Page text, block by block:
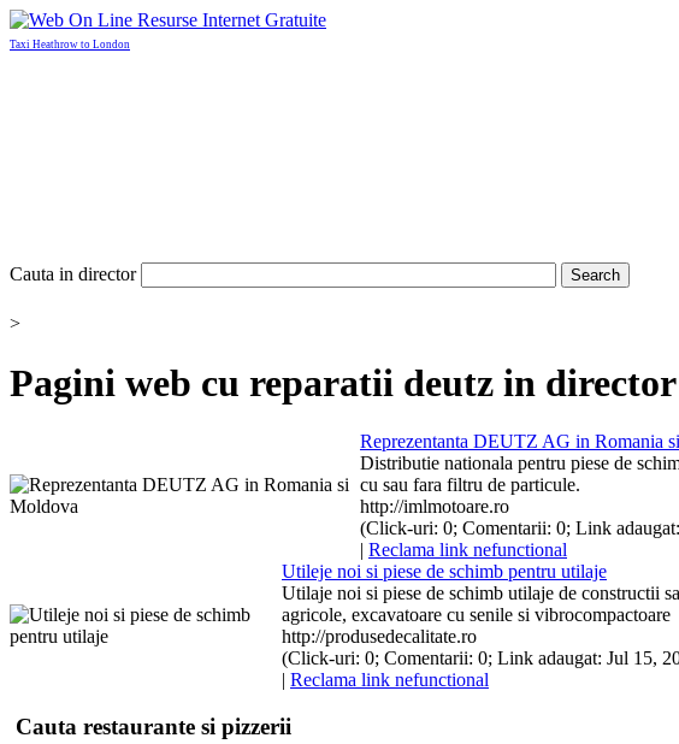
Taxi Heathrow to London
Cauta in director
>
Pagini web cu reparatii deutz in
Reprezentanta DEUTZ AG in Romania
Distributie nationala pentru piese de
cu sau fara filtru de particule.
http://imlmotoare.ro
(Click-uri: 0; Comentarii: 0; Link
| Reclama link nefunctional
Utileje noi si piese de schimb pentru utilaje
Utilaje noi si piese de schimb utilaje de constructii
agricole, excavatoare cu senile si vibrocompactoare
http://produsedecalitate.ro
(Click-uri: 0; Comentarii: 0; Link adaugat: Jul 15,
| Reclama link nefunctional
Cauta restaurante si pizzerii